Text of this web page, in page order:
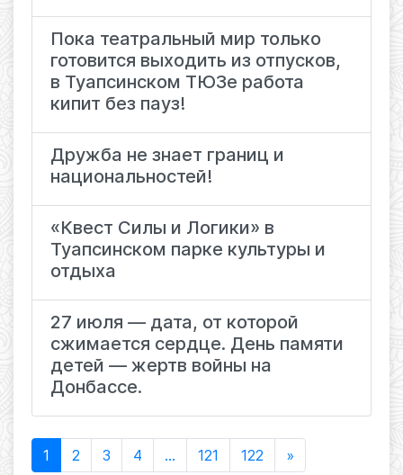
Пока театральный мир только
готовится выходить из отпусков,
в Туапсинском ТЮЗе работа
кипит без пауз!
Дружба не знает границ и
национальностей!
«Квест Силы и Логики» в
Туапсинском парке культуры и
отдыха
27 июля — дата, от которой
сжимается сердце. День памяти
детей — жертв войны на
Донбассе.
1 2 3 4 ... 121 122 »